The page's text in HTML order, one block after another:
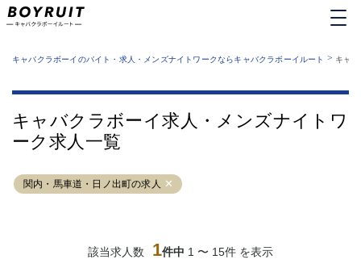
業種から探す
運営者情報
サイトマップ
キャバクラボーイのバイト・求人・メンズナイトワークならキャバクラボーイルート > キャ
キャバクラボーイ求人・メンズナイトワ
ーク求人一覧
関内・馬車道・日ノ出町の求人
該当求人数 1件中 1 〜 15件 を表示
六本木
池袋
新橋
渋谷
大和
立川